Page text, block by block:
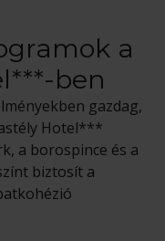
a
ben
gazdag,
Hotel***
a borospince és a
biztosít a